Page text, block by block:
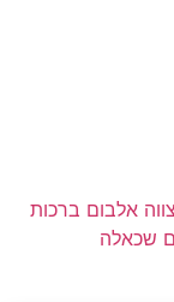
אלבום ברכות
שכאלה